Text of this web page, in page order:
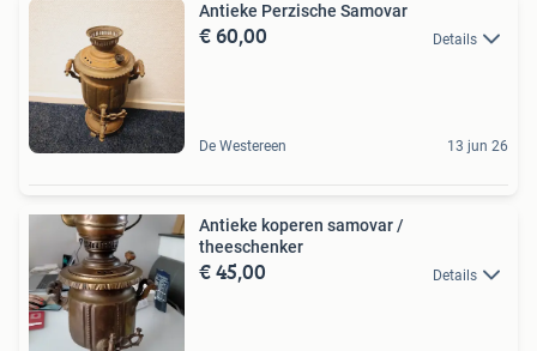
Antieke Perzische Samovar
€ 60,00 Details
De Westereen 13 jun 26
Antieke koperen samovar /
theeschenker
€ 45,00 Details